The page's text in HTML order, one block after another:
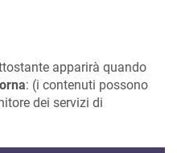
apparirà quando
: (i contenuti possono
dei servizi di